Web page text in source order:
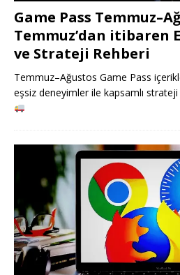
Game Pass
Temmuz’dan itibaren
ve Strateji Rehberi
Temmuz–Ağustos Game Pass
eşsiz deneyimler ile kapsamlı